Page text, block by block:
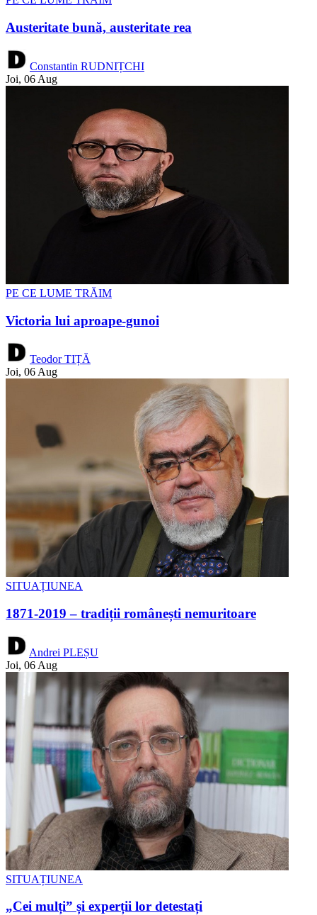
Austeritate bună, austeritate rea
Constantin RUDNIȚCHI
Joi, 06 Aug
PE CE LUME TRĂIM
Victoria lui aproape-gunoi
Teodor TIȚĂ
Joi, 06 Aug
SITUAȚIUNEA
1871-2019 – tradiții românești nemuritoare
Andrei PLEȘU
Joi, 06 Aug
SITUAȚIUNEA
„Cei mulți” și experții lor detestați